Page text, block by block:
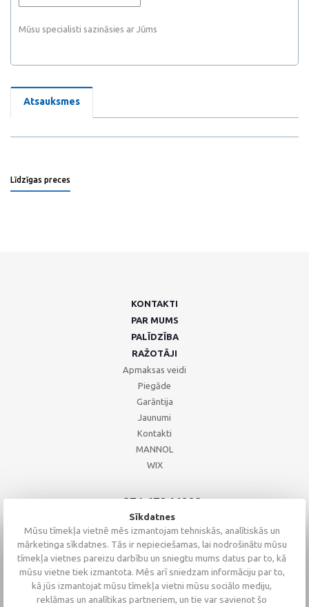
Mūsu specialisti sazināsies ar Jūms
Atsauksmes
Līdzīgas preces
KONTAKTI
PAR MUMS
PALĪDZĪBA
RAŽOTĀJI
Apmaksas veidi
Piegāde
Garāntija
Jaunumi
Kontakti
MANNOL
WIX
+371 67244008
+371 67271055
+371 26002793
Sīkdatnes
Mūsu tīmekļa vietnē mēs izmantojam tehniskās, analītiskās un
mārketinga sīkdatnes. Tās ir nepieciešamas, lai nodrošinātu mūsu
tīmekļa vietnes pareizu darbību un sniegtu mums datus par to, kā
mūsu vietne tiek izmantota. Mēs arī sniedzam informāciju par to,
kā jūs izmantojat mūsu tīmekļa vietni mūsu sociālo mediju,
reklāmas un analītikas partneriem, un tie var savienot šo